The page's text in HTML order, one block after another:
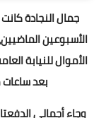
جمال النجادة
الأسبوعين
الأموال للنيابة
بعد
وجاء أجمالى